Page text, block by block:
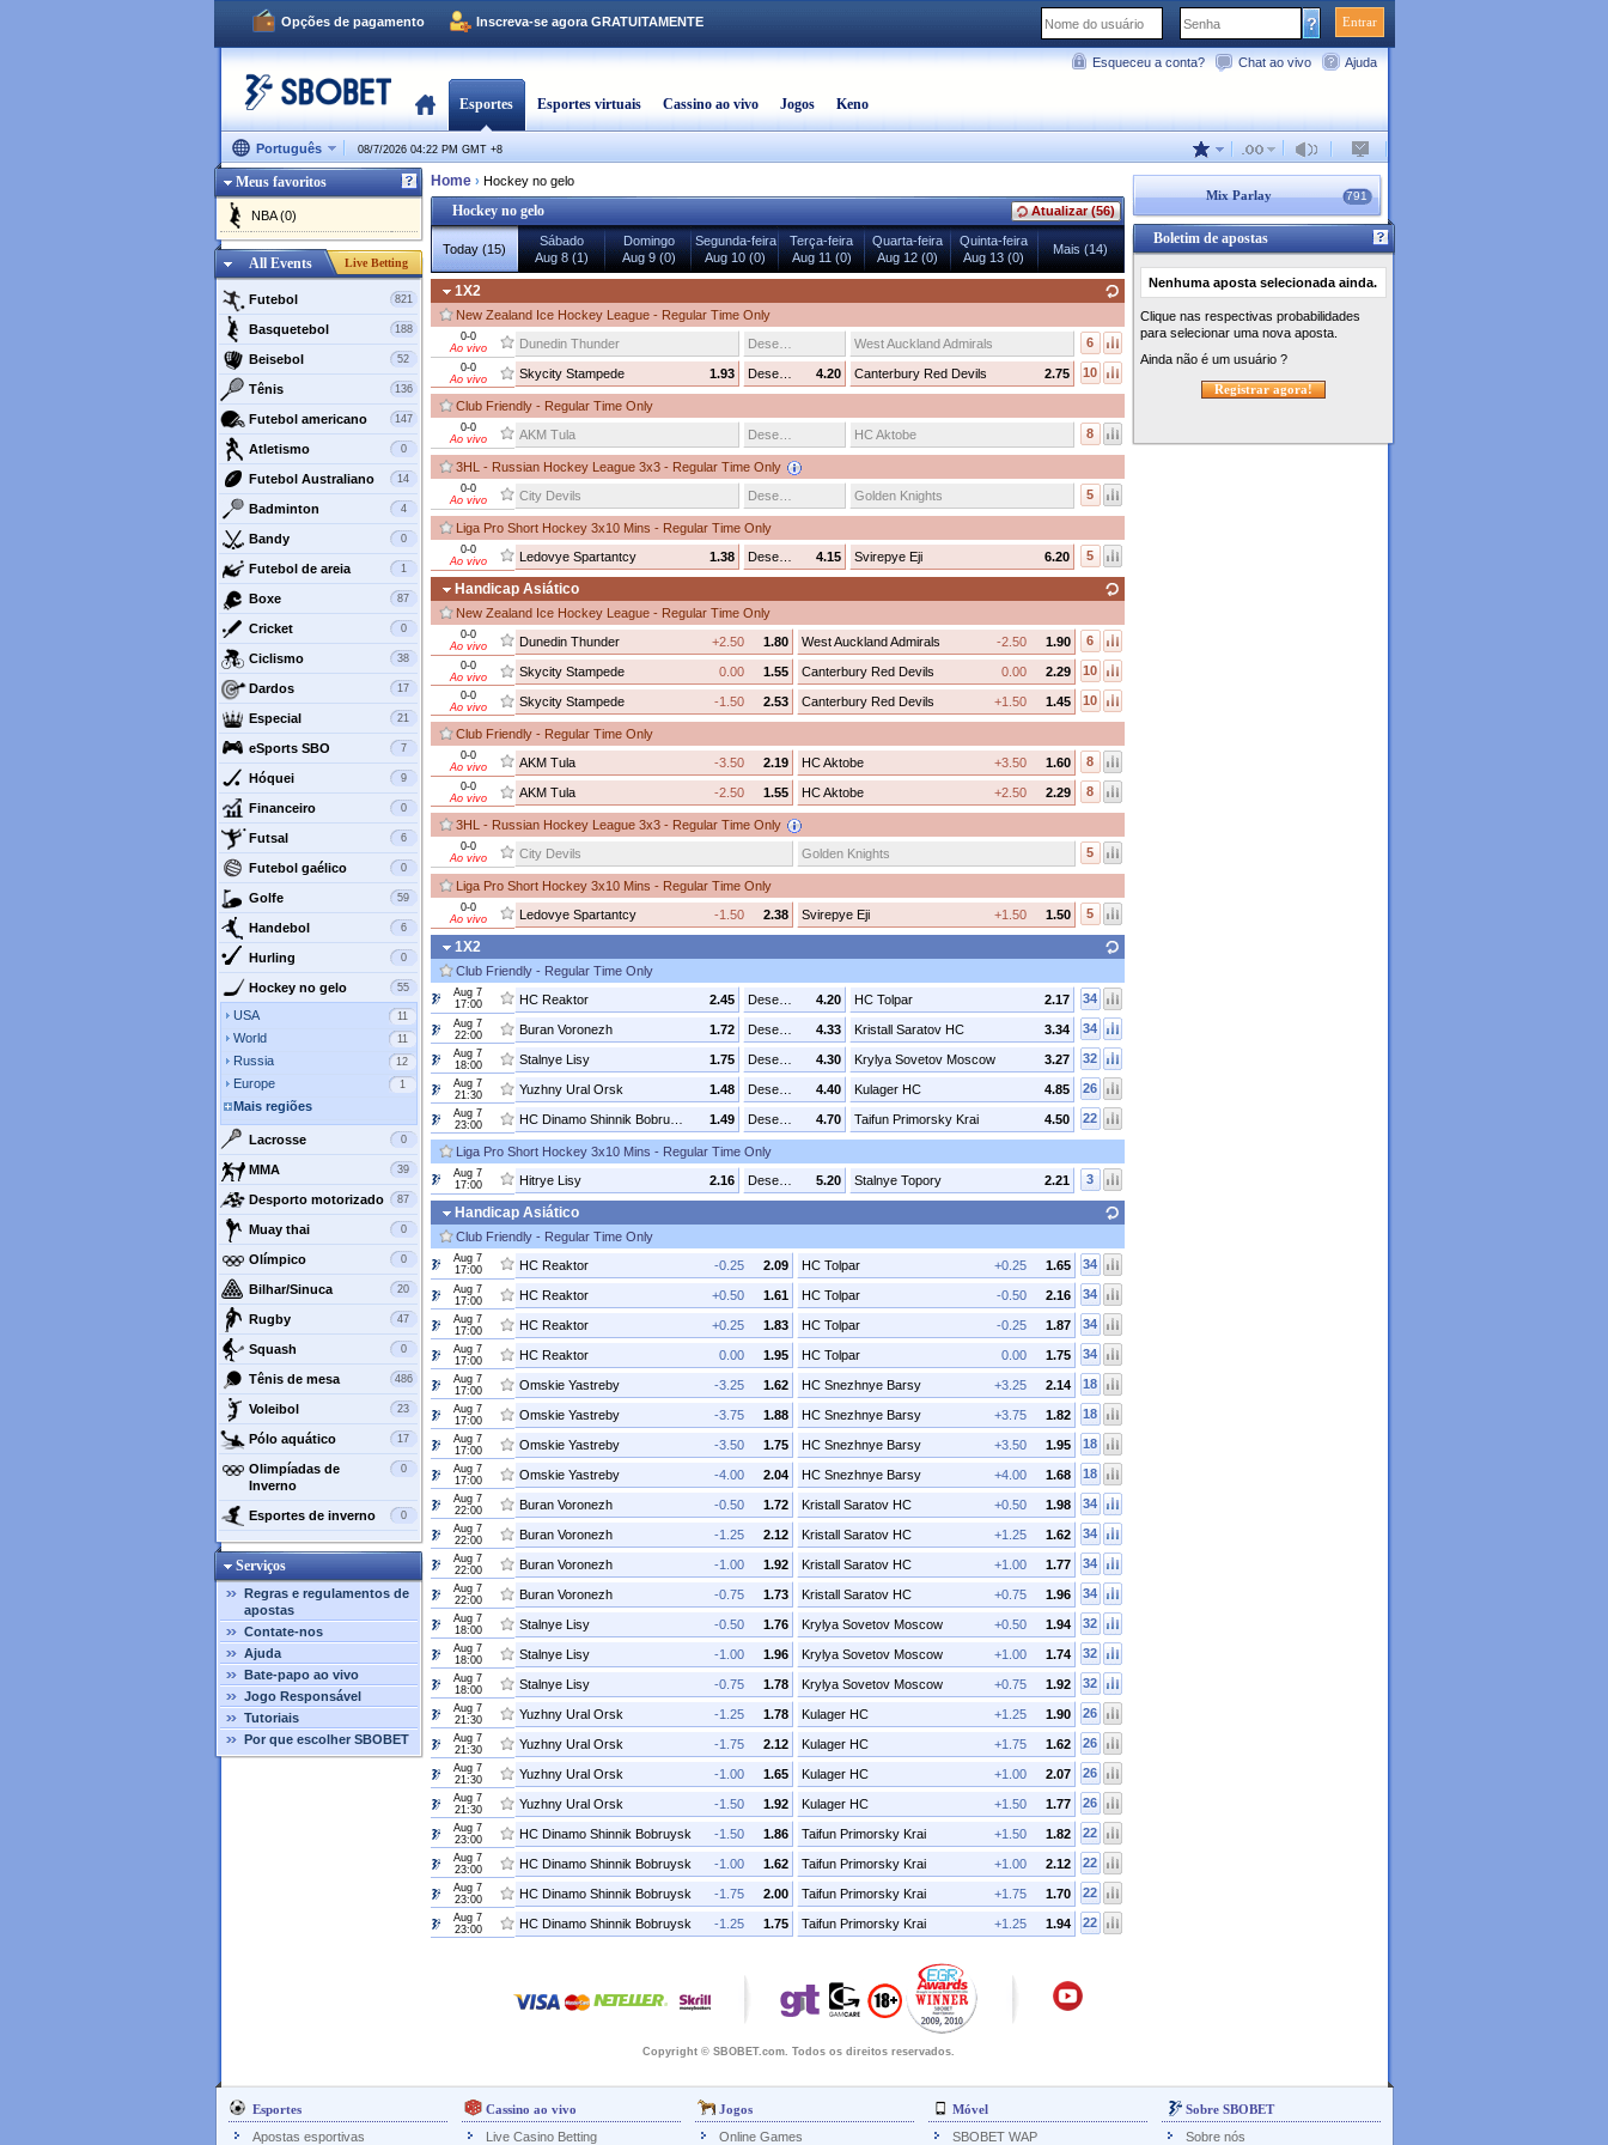
Entrar
Opções de pagamento Inscreva-se agora GRATUITAMENTE
Esqueceu a conta? Chat ao vivo Ajuda
Esportes Esportes virtuais Cassino ao vivo Jogos Keno
Português 08/7/2026 04:22 PM GMT +8
Meus favoritos
NBA (0)
All Events Live Betting
Futebol 821
Basquetebol 188
Beisebol 52
Tênis 136
Futebol americano 147
Atletismo 0
Futebol Australiano 14
Badminton 4
Bandy 0
Futebol de areia 1
Boxe 87
Cricket 0
Ciclismo 38
Dardos 17
Especial 21
eSports SBO 7
Hóquei 9
Financeiro 0
Futsal 6
Futebol gaélico 0
Golfe 59
Handebol 6
Hurling 0
Hockey no gelo 55
USA 11
World 11
Russia 12
Europe 1
Mais regiões
Lacrosse 0
MMA 39
Desporto motorizado 87
Muay thai 0
Olímpico 0
Bilhar/Sinuca 20
Rugby 47
Squash 0
Tênis de mesa 486
Voleibol 23
Pólo aquático 17
Olimpíadas de
Inverno
0
Esportes de inverno 0
Serviços
Regras e regulamentos de
apostas
Contate-nos
Ajuda
Bate-papo ao vivo
Jogo Responsável
Tutoriais
Por que escolher SBOBET
Home› Hockey no gelo
Hockey no gelo Atualizar (56)
Today (15)
Sábado
Aug 8 (1)
Domingo
Aug 9 (0)
Segunda-feira
Aug 10 (0)
Terça-feira
Aug 11 (0)
Quarta-feira
Aug 12 (0)
Quinta-feira
Aug 13 (0)
Mais (14)
1X2
New Zealand Ice Hockey League - Regular Time Only
0-0
Ao vivo
Dunedin Thunder Desenhar West Auckland Admirals 6
0-0
Ao vivo
1.93
Skycity Stampede 4.20
Desenhar 2.75
Canterbury Red Devils 10
Club Friendly - Regular Time Only
0-0
Ao vivo
AKM Tula Desenhar HC Aktobe 8
3HL - Russian Hockey League 3x3 - Regular Time Only
0-0
Ao vivo
City Devils Desenhar Golden Knights 5
Liga Pro Short Hockey 3x10 Mins - Regular Time Only
0-0
Ao vivo
1.38
Ledovye Spartantcy 4.15
Desenhar 6.20
Svirepye Eji 5
Handicap Asiático
New Zealand Ice Hockey League - Regular Time Only
0-0
Ao vivo
1.80
+2.50
Dunedin Thunder 1.90
-2.50
West Auckland Admirals 6
0-0
Ao vivo
1.55
0.00
Skycity Stampede 2.29
0.00
Canterbury Red Devils 10
0-0
Ao vivo
2.53
-1.50
Skycity Stampede 1.45
+1.50
Canterbury Red Devils 10
Club Friendly - Regular Time Only
0-0
Ao vivo
2.19
-3.50
AKM Tula 1.60
+3.50
HC Aktobe 8
0-0
Ao vivo
1.55
-2.50
AKM Tula 2.29
+2.50
HC Aktobe 8
3HL - Russian Hockey League 3x3 - Regular Time Only
0-0
Ao vivo
City Devils Golden Knights 5
Liga Pro Short Hockey 3x10 Mins - Regular Time Only
0-0
Ao vivo
2.38
-1.50
Ledovye Spartantcy 1.50
+1.50
Svirepye Eji 5
1X2
Club Friendly - Regular Time Only
Aug 7
17:00
2.45
HC Reaktor 4.20
Desenhar 2.17
HC Tolpar 34
Aug 7
22:00
1.72
Buran Voronezh 4.33
Desenhar 3.34
Kristall Saratov HC 34
Aug 7
18:00
1.75
Stalnye Lisy 4.30
Desenhar 3.27
Krylya Sovetov Moscow 32
Aug 7
21:30
1.48
Yuzhny Ural Orsk 4.40
Desenhar 4.85
Kulager HC 26
Aug 7
23:00
1.49
HC Dinamo Shinnik Bobruysk 4.70
Desenhar 4.50
Taifun Primorsky Krai 22
Liga Pro Short Hockey 3x10 Mins - Regular Time Only
Aug 7
17:00
2.16
Hitrye Lisy 5.20
Desenhar 2.21
Stalnye Topory 3
Handicap Asiático
Club Friendly - Regular Time Only
Aug 7
17:00
2.09
-0.25
HC Reaktor 1.65
+0.25
HC Tolpar 34
Aug 7
17:00
1.61
+0.50
HC Reaktor 2.16
-0.50
HC Tolpar 34
Aug 7
17:00
1.83
+0.25
HC Reaktor 1.87
-0.25
HC Tolpar 34
Aug 7
17:00
1.95
0.00
HC Reaktor 1.75
0.00
HC Tolpar 34
Aug 7
17:00
1.62
-3.25
Omskie Yastreby 2.14
+3.25
HC Snezhnye Barsy 18
Aug 7
17:00
1.88
-3.75
Omskie Yastreby 1.82
+3.75
HC Snezhnye Barsy 18
Aug 7
17:00
1.75
-3.50
Omskie Yastreby 1.95
+3.50
HC Snezhnye Barsy 18
Aug 7
17:00
2.04
-4.00
Omskie Yastreby 1.68
+4.00
HC Snezhnye Barsy 18
Aug 7
22:00
1.72
-0.50
Buran Voronezh 1.98
+0.50
Kristall Saratov HC 34
Aug 7
22:00
2.12
-1.25
Buran Voronezh 1.62
+1.25
Kristall Saratov HC 34
Aug 7
22:00
1.92
-1.00
Buran Voronezh 1.77
+1.00
Kristall Saratov HC 34
Aug 7
22:00
1.73
-0.75
Buran Voronezh 1.96
+0.75
Kristall Saratov HC 34
Aug 7
18:00
1.76
-0.50
Stalnye Lisy 1.94
+0.50
Krylya Sovetov Moscow 32
Aug 7
18:00
1.96
-1.00
Stalnye Lisy 1.74
+1.00
Krylya Sovetov Moscow 32
Aug 7
18:00
1.78
-0.75
Stalnye Lisy 1.92
+0.75
Krylya Sovetov Moscow 32
Aug 7
21:30
1.78
-1.25
Yuzhny Ural Orsk 1.90
+1.25
Kulager HC 26
Aug 7
21:30
2.12
-1.75
Yuzhny Ural Orsk 1.62
+1.75
Kulager HC 26
Aug 7
21:30
1.65
-1.00
Yuzhny Ural Orsk 2.07
+1.00
Kulager HC 26
Aug 7
21:30
1.92
-1.50
Yuzhny Ural Orsk 1.77
+1.50
Kulager HC 26
Aug 7
23:00
1.86
-1.50
HC Dinamo Shinnik Bobruysk 1.82
+1.50
Taifun Primorsky Krai 22
Aug 7
23:00
1.62
-1.00
HC Dinamo Shinnik Bobruysk 2.12
+1.00
Taifun Primorsky Krai 22
Aug 7
23:00
2.00
-1.75
HC Dinamo Shinnik Bobruysk 1.70
+1.75
Taifun Primorsky Krai 22
Aug 7
23:00
1.75
-1.25
HC Dinamo Shinnik Bobruysk 1.94
+1.25
Taifun Primorsky Krai 22
Mix Parlay 791
Boletim de apostas
Nenhuma aposta selecionada ainda.
Clique nas respectivas probabilidades
para selecionar uma nova aposta.
Ainda não é um usuário ?
Registrar agora!
Copyright © SBOBET.com. Todos os direitos reservados.
Esportes
Apostas esportivas
Cassino ao vivo
Live Casino Betting
Jogos
Online Games
Móvel
SBOBET WAP
Sobre SBOBET
Sobre nós